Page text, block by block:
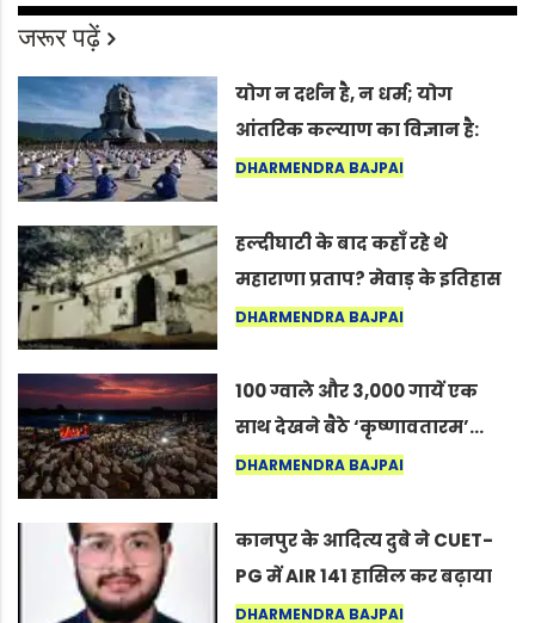
जरूर पढ़ें
योग न दर्शन है, न धर्म; योग
आंतरिक कल्याण का विज्ञान है:
अंतरराष्ट्रीय योग दिवस 2026 पर
DHARMENDRA BAJPAI
हल्दीघाटी के बाद कहाँ रहे थे
महाराणा प्रताप? मेवाड़ के इतिहास
का वह अनकहा अध्याय जो आज भी
DHARMENDRA BAJPAI
100 ग्वाले और 3,000 गायें एक
साथ देखने बैठे ‘कृष्णावतारम’…
नागपुर में दिखा ऐसा नज़ारा कि
कर सकते हैं”
DHARMENDRA BAJPAI
कानपुर के आदित्य दुबे ने CUET-
PG में AIR 141 हासिल कर बढ़ाया
शहर का मान
DHARMENDRA BAJPAI